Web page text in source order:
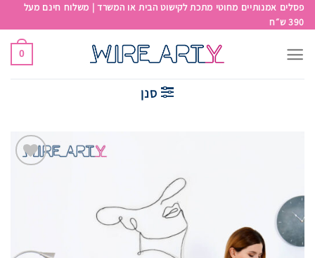
פסלים אמנותיים מחוטי מתכת לקישוט הבית או המשרד | משלוח חינם מעל
390 ש״ח
0
סנן